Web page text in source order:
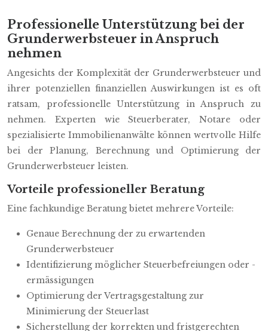
Professionelle Unterstützung bei der
Grunderwerbsteuer in Anspruch
nehmen
Angesichts der Komplexität der Grunderwerbsteuer und
ihrer potenziellen finanziellen Auswirkungen ist es oft
ratsam, professionelle Unterstützung in Anspruch zu
nehmen. Experten wie Steuerberater, Notare oder
spezialisierte Immobilienanwälte können wertvolle Hilfe
bei der Planung, Berechnung und Optimierung der
Grunderwerbsteuer leisten.
Vorteile professioneller Beratung
Eine fachkundige Beratung bietet mehrere Vorteile:
Genaue Berechnung der zu erwartenden
Grunderwerbsteuer
Identifizierung möglicher Steuerbefreiungen oder -
ermässigungen
Optimierung der Vertragsgestaltung zur
Minimierung der Steuerlast
Sicherstellung der korrekten und fristgerechten